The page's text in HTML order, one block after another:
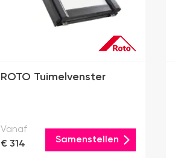
ROTO Tuimelvenster
Vanaf
€ 314
Samenstellen